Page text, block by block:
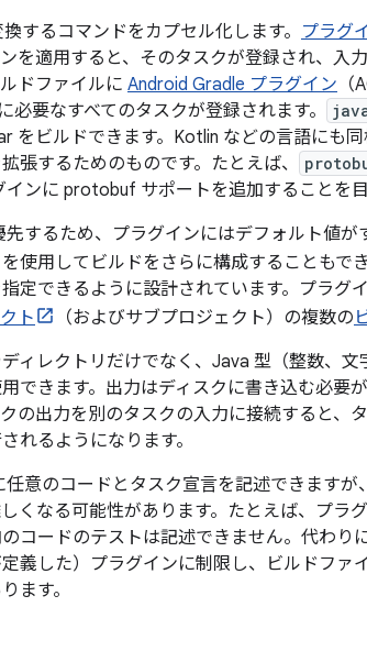
するコマンドをカプセル化します。 プラグ
を適用すると、そのタスクが登録され、入
ドファイルに Android Gradle プラグイン
要なすべてのタスクが登録されます。
をビルドできます。Kotlin などの言語にも
張するためのものです。たとえば、
ンに protobuf サポートを追加することを目
するため、プラグインにはデフォルト値
を使用してビルドをさらに構成することもで
定できるように設計されています。プラグ
ト （およびサブプロジェクト）の複数の
ィレクトリだけでなく、Java 型（整数、
できます。出力はディスクに書き込む必要
の出力を別のタスクの入力に接続すると、
れるようになります。
意のコードとタスク宣言を記述できますが
くなる可能性があります。たとえば、プラ
コードのテストは記述できません。代わり
定義した）プラグインに制限し、ビルドフ
ます。